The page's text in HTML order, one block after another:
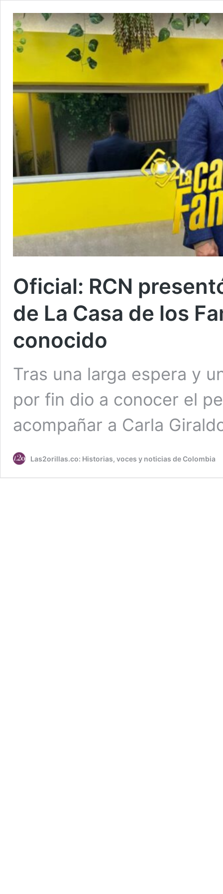
Oficial: RCN
de La Casa de los
conocido
Tras una larga espera y
por fin dio a conocer el
acompañar a Carla
Las2orillas.co: Historias, voces y noticias de Colombia